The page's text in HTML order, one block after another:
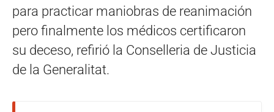
para practicar maniobras de reanimación
pero finalmente los médicos certificaron
su deceso, refirió la Conselleria de Justicia
de la Generalitat.